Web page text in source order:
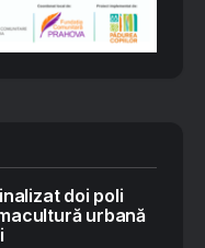
doi poli
urbană